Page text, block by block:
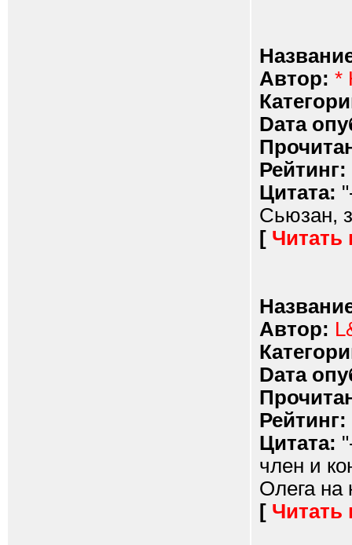
Автор: *
Dата
Рейтинг:
Цитата:
Сьюзан,
[ Читать
Автор:
Dата
Рейтинг:
Цитата:
член и
Олега на
[ Читать